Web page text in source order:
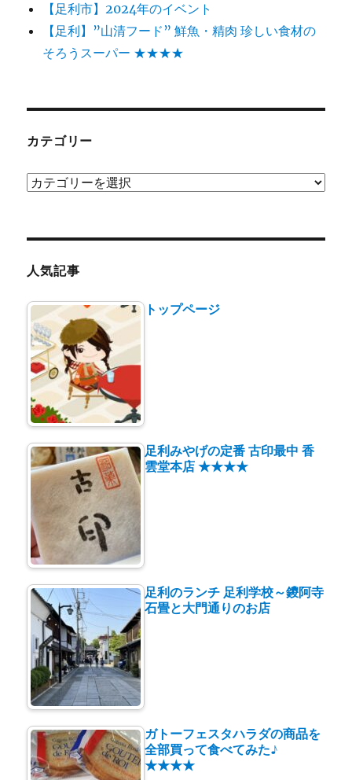
【足利市】2024年のイベント
【足利】”山清フード” 鮮魚・精肉 珍しい食材の
そろうスーパー ★★★★
カテゴリー
カ
ー
人気記事
トップページ
足利みやげの定番 古印最中 香
雲堂本店 ★★★★
足利のランチ 足利学校～鑁阿寺
石畳と大門通りのお店
ガトーフェスタハラダの商品を
全部買って食べてみた♪
★★★★